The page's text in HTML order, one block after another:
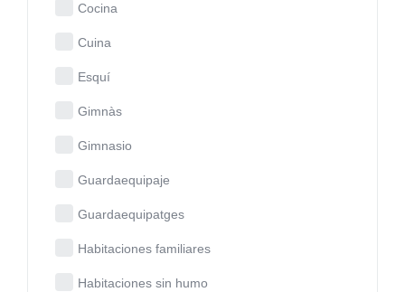
Cocina
Cuina
Esquí
Gimnàs
Gimnasio
Guardaequipaje
Guardaequipatges
Habitaciones familiares
Habitaciones sin humo